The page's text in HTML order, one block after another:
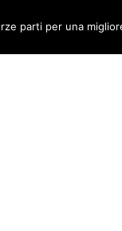
parti per una